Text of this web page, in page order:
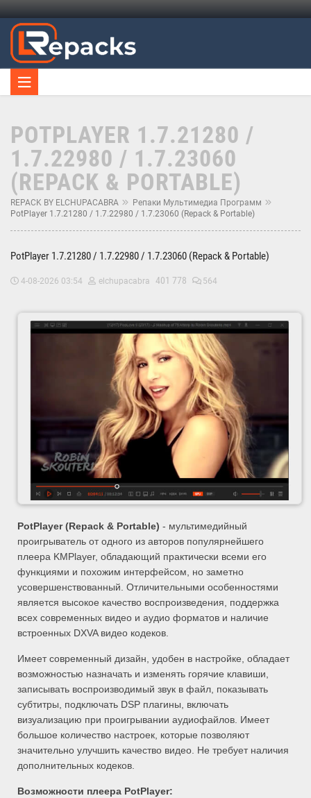
POTPLAYER 1.7.21280 /
1.7.22980 / 1.7.23060
(REPACK & PORTABLE)
REPACK BY ELCHUPACABRA
Репаки Мультимедиа Программ
PotPlayer 1.7.21280 / 1.7.22980 / 1.7.23060 (Repack & Portable)
PotPlayer 1.7.21280 / 1.7.22980 / 1.7.23060 (Repack & Portable)
4-08-2026 03:54 elchupacabra 401 778 564
PotPlayer (Repack & Portable) - мультимедийный
проигрыватель от одного из авторов популярнейшего
плеера KMPlayer, обладающий практически всеми его
функциями и похожим интерфейсом, но заметно
усовершенствованный. Отличительными особенностями
является высокое качество воспроизведения, поддержка
всех современных видео и аудио форматов и наличие
встроенных DXVA видео кодеков.
Имеет современный дизайн, удобен в настройке, обладает
возможностью назначать и изменять горячие клавиши,
записывать воспроизводимый звук в файл, показывать
субтитры, подключать DSP плагины, включать
визуализацию при проигрывании аудиофайлов. Имеет
большое количество настроек, которые позволяют
значительно улучшить качество видео. Не требует наличия
дополнительных кодеков.
Возможности плеера PotPlayer: